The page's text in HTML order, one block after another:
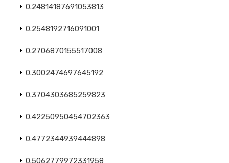
0.24814187691053813
0.2548192716091001
0.2706870155517008
0.3002474697645192
0.3704303685259823
0.42250950454702363
0.4772344939444898
0.5062779972331958